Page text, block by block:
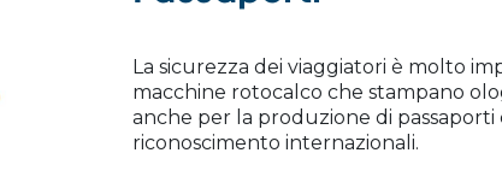
La sicurezza dei viaggiatori è molto
macchine rotocalco che stampano
anche per la produzione di
riconoscimento internazionali.